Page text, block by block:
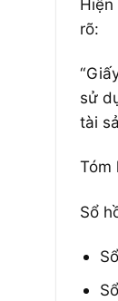
rõ:
sử
tài
Tóm
Sổ